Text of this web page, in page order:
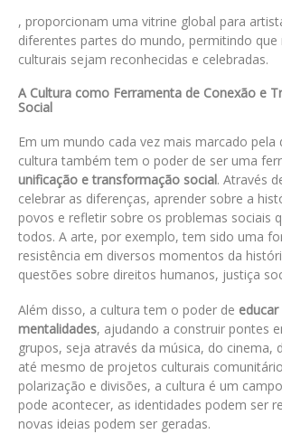
, proporcionam uma vitrine global para
diferentes partes do mundo, permitindo que
culturais sejam reconhecidas e celebradas.
A Cultura como Ferramenta de Conexão e
Social
Em um mundo cada vez mais marcado pela
cultura também tem o poder de ser uma
unificação e transformação social. Através
celebrar as diferenças, aprender sobre a
povos e refletir sobre os problemas sociais
todos. A arte, por exemplo, tem sido uma
resistência em diversos momentos da
questões sobre direitos humanos, justiça
Além disso, a cultura tem o poder de
mentalidades, ajudando a construir pontes
grupos, seja através da música, do cinema,
até mesmo de projetos culturais
polarização e divisões, a cultura é um
pode acontecer, as identidades podem ser
novas ideias podem ser geradas.